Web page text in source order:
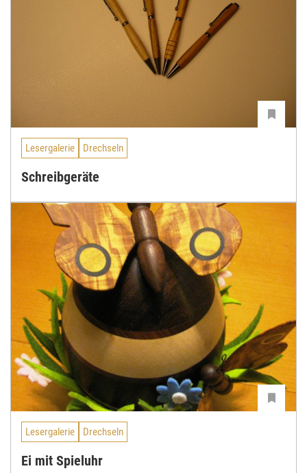
Lesergalerie Drechseln
Schreibgeräte
Lesergalerie Drechseln
Ei mit Spieluhr